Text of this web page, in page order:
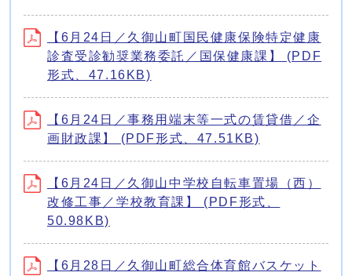
【6月24日／久御山町国民健康保険特定健康
診査受診勧奨業務委託／国保健康課】 (PDF
形式、47.16KB)
【6月24日／事務用端末等一式の賃貸借／企
画財政課】 (PDF形式、47.51KB)
【6月24日／久御山中学校自転車置場（西）
改修工事／学校教育課】 (PDF形式、
50.98KB)
【6月28日／久御山町総合体育館バスケット